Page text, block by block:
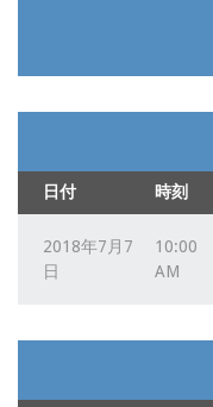
日付 時刻
2018年7月7
日
10:00
AM